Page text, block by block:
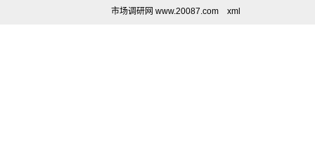
市场调研网 www.20087.com
xml